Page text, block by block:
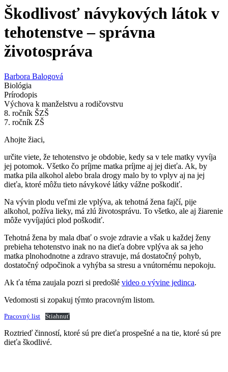
Škodlivosť návykových látok v
tehotenstve – správna
životospráva
Barbora Balogová
Biológia
Prírodopis
Výchova k manželstvu a rodičovstvu
8. ročník ŠZŠ
7. ročník ZŠ
Ahojte žiaci,
určite viete, že tehotenstvo je obdobie, kedy sa v tele matky vyvíja
jej potomok. Všetko čo príjme matka príjme aj jej dieťa. Ak, by
matka pila alkohol alebo brala drogy malo by to vplyv aj na jej
dieťa, ktoré môžu tieto návykové látky vážne poškodiť.
Na vývin plodu veľmi zle vplýva, ak tehotná žena fajčí, pije
alkohol, požíva lieky, má zlú životosprávu. To všetko, ale aj žiarenie
môže vyvíjajúci plod poškodiť.
Tehotná žena by mala dbať o svoje zdravie a však u každej ženy
prebieha tehotenstvo inak no na dieťa dobre vplýva ak sa jeho
matka plnohodnotne a zdravo stravuje, má dostatočný pohyb,
dostatočný odpočinok a vyhýba sa stresu a vnútornému nepokoju.
Ak ťa téma zaujala pozri si predošlé video o vývine jedinca.
Vedomosti si zopakuj týmto pracovným listom.
Pracovný list Stiahnuť
Roztrieď činností, ktoré sú pre dieťa prospešné a na tie, ktoré sú pre
dieťa škodlivé.